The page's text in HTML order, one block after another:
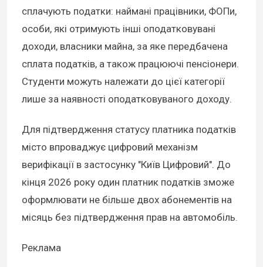
сплачують податки: наймані працівники, ФОПи,
особи, які отримують інші оподатковувані
доходи, власники майна, за яке передбачена
сплата податків, а також працюючі пенсіонери.
Студенти можуть належати до цієї категорії
лише за наявності оподатковуваного доходу.
Для підтвердження статусу платника податків
місто впроваджує цифровий механізм
верифікації в застосунку "Київ Цифровий". До
кінця 2026 року один платник податків зможе
оформлювати не більше двох абонементів на
місяць без підтвердження прав на автомобіль.
Реклама